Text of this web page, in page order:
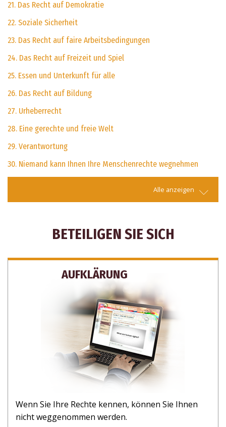
21. Das Recht auf Demokratie
22. Soziale Sicherheit
23. Das Recht auf faire Arbeitsbedingungen
24. Das Recht auf Freizeit und Spiel
25. Essen und Unterkunft für alle
26. Das Recht auf Bildung
27. Urheberrecht
28. Eine gerechte und freie Welt
29. Verantwortung
30. Niemand kann Ihnen Ihre Menschenrechte wegnehmen
Alle anzeigen
BETEILIGEN SIE SICH
AUFKLÄRUNG
Wenn Sie Ihre Rechte kennen, können Sie Ihnen
nicht weggenommen werden.